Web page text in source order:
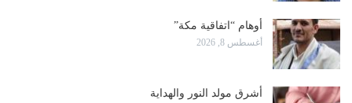
أوهام “اتفاقية مكة”
أغسطس 8, 2026
أشرق مولد النور والهداية